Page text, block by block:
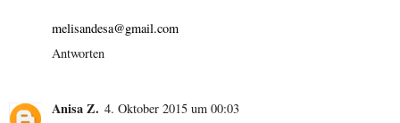
melisandesa@gmail.com
Antworten
Anisa Z. 4. Oktober 2015 um 00:03